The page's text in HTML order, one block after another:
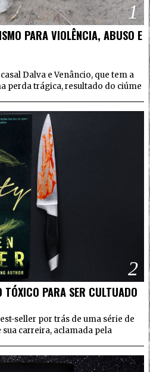
1
PARA VIOLÊNCIA, ABUSO E
Dalva e Venâncio, que tem a
perda trágica, resultado do ciúme
2
PARA SER CULTUADO
seller por trás de uma série de
sua carreira, aclamada pela